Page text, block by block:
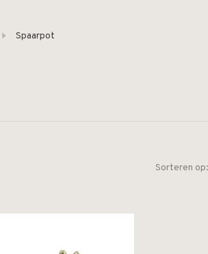
Spaarpot
Sorteren op: